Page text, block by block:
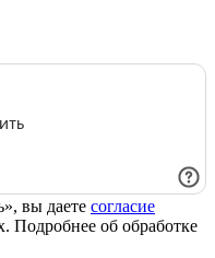
вы даете согласие
Подробнее об обработке